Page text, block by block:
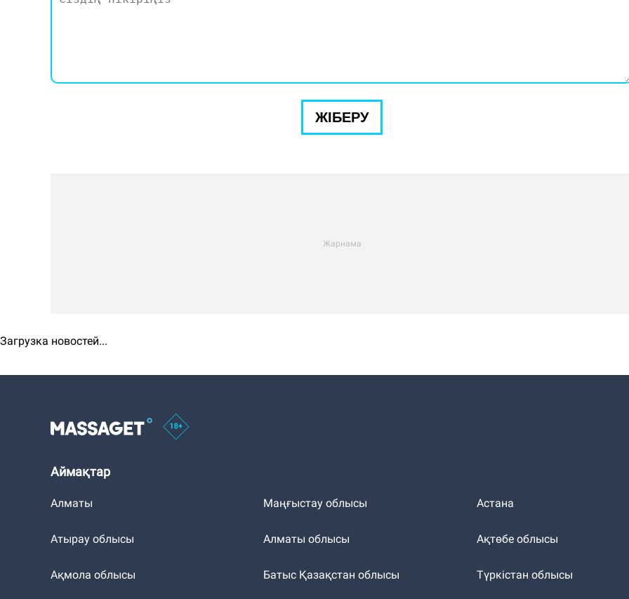
ЖІБЕРУ
Загрузка новостей...
Аймақтар
Алматы Маңғыстау облысы Астана
Атырау облысы Алматы облысы Ақтөбе облысы
Ақмола облысы Батыс Қазақстан облысы Түркістан облысы